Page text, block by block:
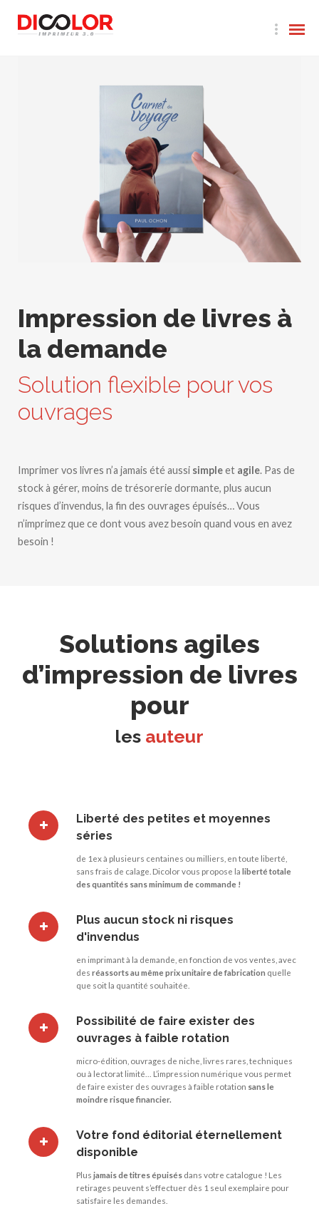
Impression de livres à
la demande
Solution flexible pour vos
ouvrages
Imprimer vos livres n’a jamais été aussi simpleet agile. Pas de
stock à gérer, moins de trésorerie dormante, plus aucun
risques d’invendus, la fin des ouvrages épuisés… Vous
n’imprimez que ce dont vous avez besoin quand vous en avez
besoin !
Solutions agiles
d’impression de livres
pour
auteurs auto-édité
Liberté des petites et moyennes
séries
de 1ex à plusieurs centaines ou milliers, en toute liberté,
sans frais de calage. Dicolor vous propose la liberté totale
des quantités sans minimum de commande !
Plus aucun stock ni risques
d'invendus
en imprimant à la demande, en fonction de vos ventes, avec
des réassorts au même prix unitaire de fabrication quelle
que soit la quantité souhaitée.
Possibilité de faire exister des
ouvrages à faible rotation
micro-édition, ouvrages de niche, livres rares, techniques
ou à lectorat limité… L’impression numérique vous permet
de faire exister des ouvrages à faible rotation sans le
moindre risque financier.
Votre fond éditorial éternellement
disponible
Plus jamais de titres épuisés dans votre catalogue ! Les
retirages peuvent s’effectuer dès 1 seul exemplaire pour
satisfaire les demandes.